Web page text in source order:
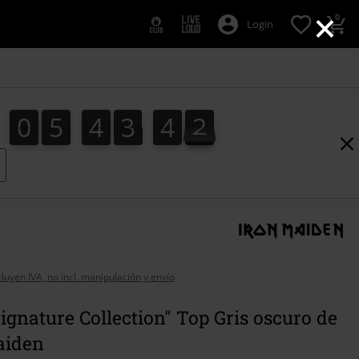
×
Login 0
0
0 5
5 4
4 3
3 3
4
3
4 9
0
9
1
0
IVA, no incl. manipulación y envío
Collection" Top Gris oscuro de